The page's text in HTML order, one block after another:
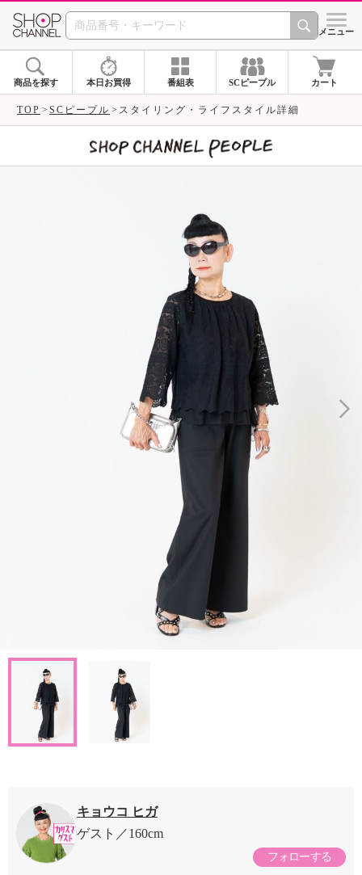
SHOP CHANNEL シメニュー
商品を探す 本日お買得 番組表 SCピープル カート
TOP SCピープル スタイリング・ライフスタイル詳細
キョウコ ヒガ
ゲスト
160cm
フォローする